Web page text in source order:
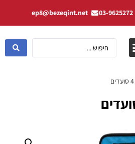
03-9625272
ep8@bezeqint.net